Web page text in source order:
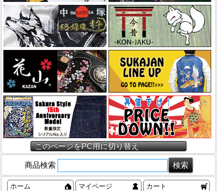
このページをPC用に切り替え
商品検索
ホーム マイページ カート